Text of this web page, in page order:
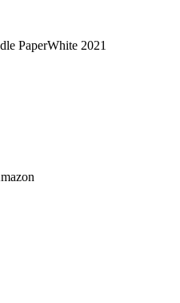
PaperWhite 2021